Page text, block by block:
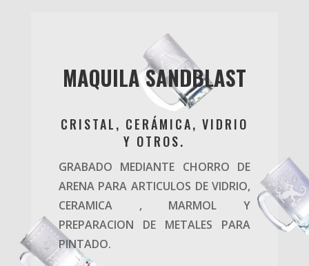
MAQUILA SANDBLAST
CRISTAL, CERÁMICA, VIDRIO
Y OTROS.
GRABADO MEDIANTE CHORRO DE
ARENA PARA ARTICULOS DE VIDRIO,
CERAMICA , MARMOL Y
PREPARACION DE METALES PARA
PINTADO.